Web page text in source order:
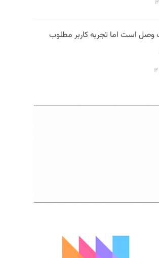
وصل است اما تجربه کاربر مطلوب